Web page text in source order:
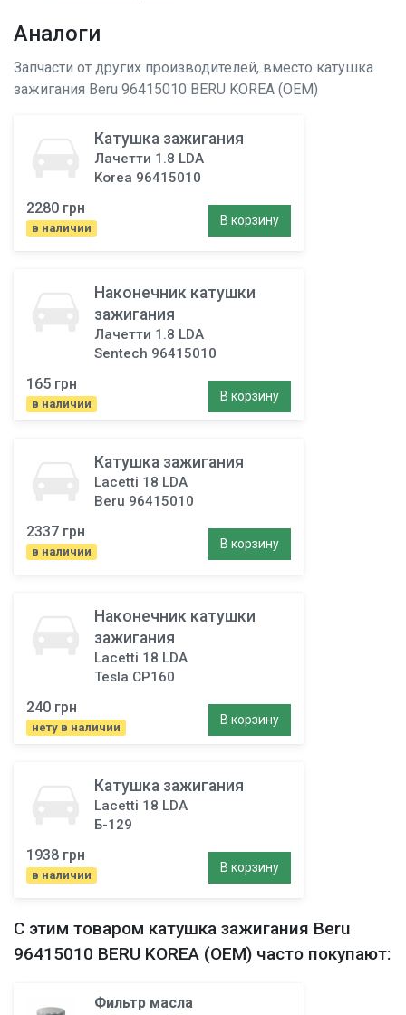
Аналоги
Запчасти от других производителей, вместо катушка
зажигания Beru 96415010 BERU KOREA (OEM)
Катушка зажигания
Лачетти 1.8 LDA
Korea 96415010
2280 грн
в наличии
В корзину
Наконечник катушки
зажигания
Лачетти 1.8 LDA
Sentech 96415010
165 грн
в наличии
В корзину
Катушка зажигания
Lacetti 18 LDA
Beru 96415010
2337 грн
в наличии
В корзину
Наконечник катушки
зажигания
Lacetti 18 LDA
Tesla CP160
240 грн
нету в наличии
В корзину
Катушка зажигания
Lacetti 18 LDA
Б-129
1938 грн
в наличии
В корзину
С этим товаром катушка зажигания Beru
96415010 BERU KOREA (OEM) часто покупают:
Фильтр маслa